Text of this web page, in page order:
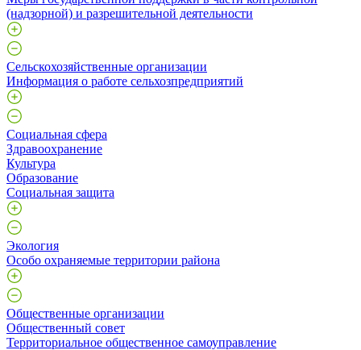
(надзорной) и разрешительной деятельности
Сельскохозяйственные организации
Информация о работе сельхозпредприятий
Социальная сфера
Здравоохранение
Культура
Образование
Социальная защита
Экология
Особо охраняемые территории района
Общественные организации
Общественный совет
Территориальное общественное самоуправление